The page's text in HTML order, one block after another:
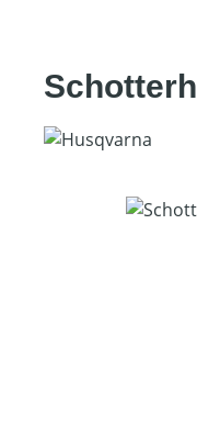
Bildergalerie